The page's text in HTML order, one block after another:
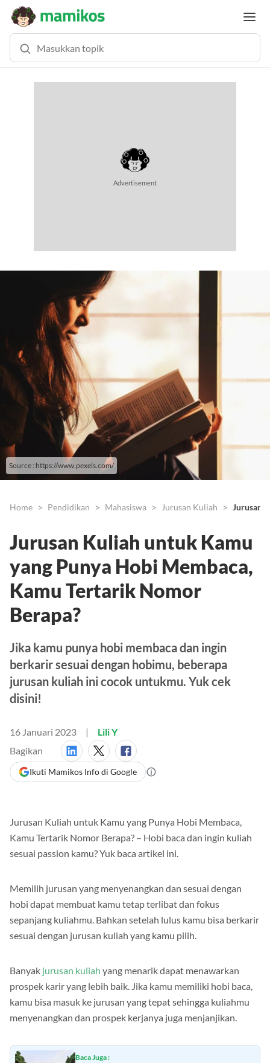
Advertisement
Source : https://www.pexels.com/
Home Pendidikan Mahasiswa Jurusan Kuliah Jurusan
Jurusan Kuliah untuk Kamu
yang Punya Hobi Membaca,
Kamu Tertarik Nomor
Berapa?
Jika kamu punya hobi membaca dan ingin
berkarir sesuai dengan hobimu, beberapa
jurusan kuliah ini cocok untukmu. Yuk cek
disini!
16 Januari 2023
Lili Y
Bagikan
Ikuti Mamikos Info di Google
Jurusan Kuliah untuk Kamu yang Punya Hobi Membaca,
Kamu Tertarik Nomor Berapa? – Hobi baca dan ingin kuliah
sesuai passion kamu? Yuk baca artikel ini.
Memilih jurusan yang menyenangkan dan sesuai dengan
hobi dapat membuat kamu tetap terlibat dan fokus
sepanjang kuliahmu. Bahkan setelah lulus kamu bisa berkarir
sesuai dengan jurusan kuliah yang kamu pilih.
Banyak jurusan kuliah yang menarik dapat menawarkan
prospek karir yang lebih baik. Jika kamu memiliki hobi baca,
kamu bisa masuk ke jurusan yang tepat sehingga kuliahmu
menyenangkan dan prospek kerjanya juga menjanjikan.
Baca Juga :